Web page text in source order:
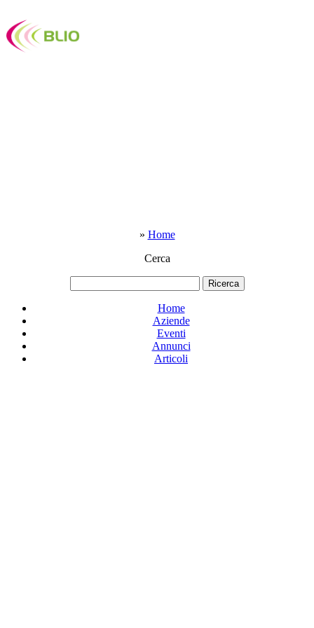
» Home
Cerca
Home
Aziende
Eventi
Annunci
Articoli